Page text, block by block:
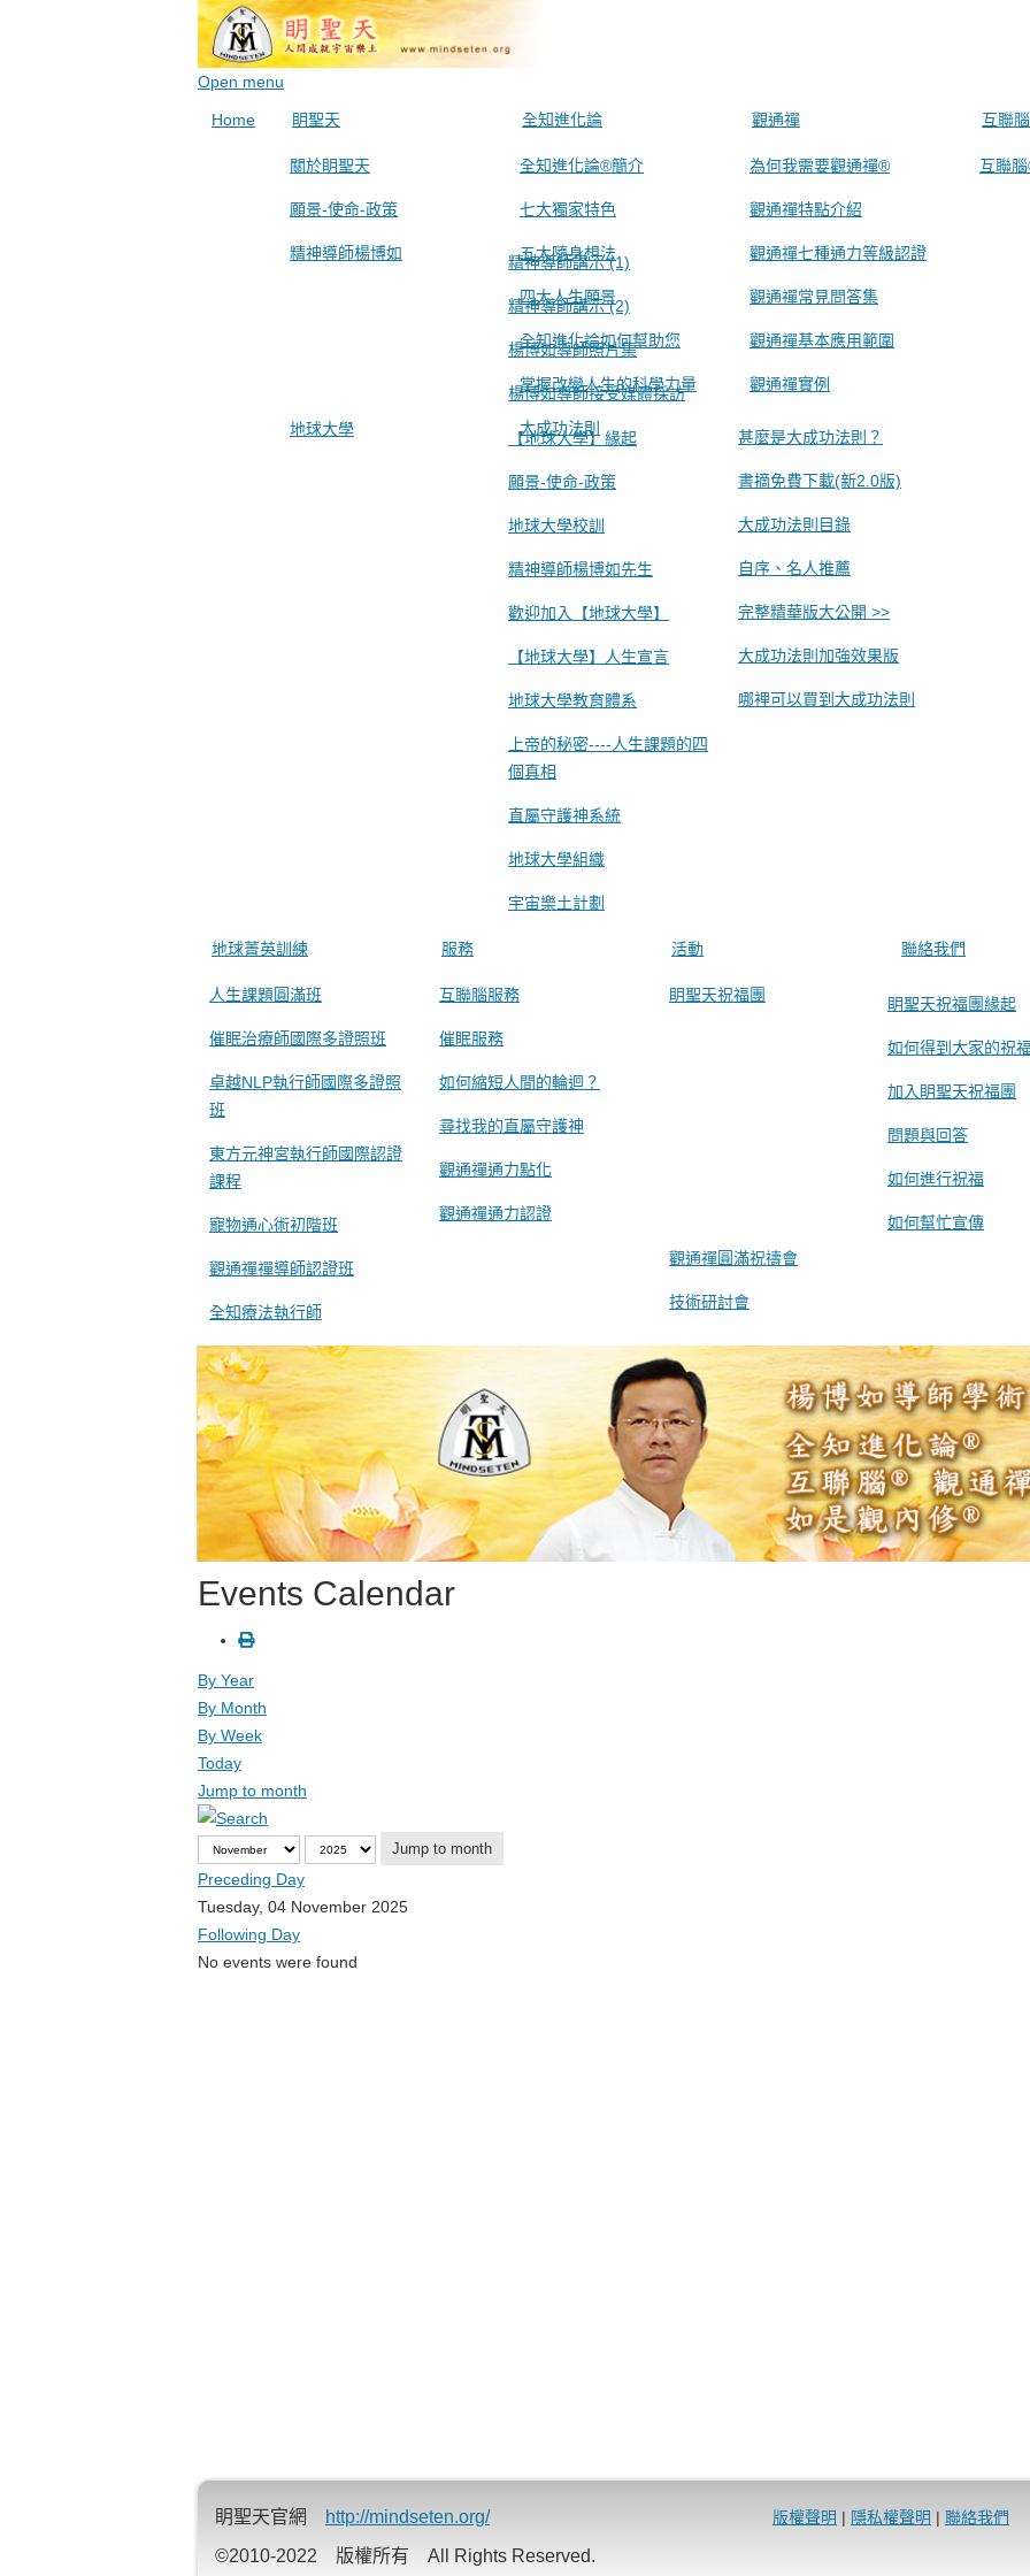
Open menu
Home 眀聖天
關於眀聖天
願景-使命-政策
精神導師楊博如 精神導師講示 (1)
精神導師講示 (2)
楊博如導師照片集
楊博如導師接受媒體採訪
地球大學
【地球大學】緣起
願景-使命-政策
地球大學校訓
精神導師楊博如先生
歡迎加入【地球大學】
【地球大學】人生宣言
地球大學教育體系
上帝的秘密----人生課題的四
個真相
直屬守護神系統
地球大學組織
宇宙樂土計劃
全知進化論
全知進化論®簡介
七大獨家特色
五大隨身想法
四大人生願景
全知進化論如何幫助您
掌握改變人生的科學力量
大成功法則 甚麼是大成功法則？
書摘免費下載(新2.0版)
大成功法則目錄
自序、名人推薦
完整精華版大公開 >>
大成功法則加強效果版
哪裡可以買到大成功法則
觀通禪
為何我需要觀通禪®
觀通禪特點介紹
觀通禪七種通力等級認證
觀通禪常見問答集
觀通禪基本應用範圍
觀通禪實例
互聯腦
互聯
地球菁英訓練
人生課題圓滿班
催眠治療師國際多證照班
卓越NLP執行師國際多證照
班
東方元神宮執行師國際認證
課程
寵物通心術初階班
觀通禪禪導師認證班
全知療法執行師
服務
互聯腦服務
催眠服務
如何縮短人間的輪迴？
尋找我的直屬守護神
觀通禪通力點化
觀通禪通力認證
活動
眀聖天祝福團 眀聖天祝福團緣起
如何得到大家的祝
加入眀聖天祝福團
問題與回答
如何進行祝福
如何幫忙宣傳
觀通禪圓滿祝禱會
技術研討會
聯絡我們
Events Calendar
By Year
By Month
By Week
Today
Jump to month
Jump to month
Preceding Day
Tuesday, 04 November 2025
Following Day
No events were found
眀聖天官網
http://mindseten.org/
©2010-2022 版權所有 All Rights Reserved.
版權聲明 | 隱私權聲明 | 聯絡我們